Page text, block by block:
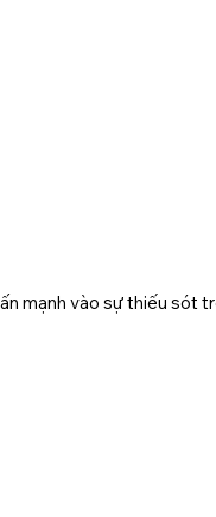
mạnh vào sự thiếu sót